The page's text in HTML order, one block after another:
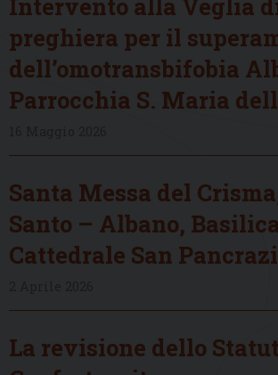
Intervento alla Veglia
preghiera per il
dell’omotransbifobia
Parrocchia S. Maria
Santa Messa del
Santo – Albano,
Cattedrale San
La revisione dello